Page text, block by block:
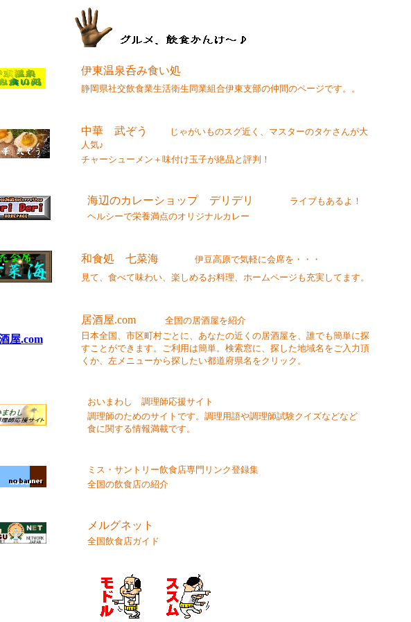
伊東温泉呑み食い処
静岡県社交飲食業生活衛生同業組合伊東支部の仲間のページです。。
中華 武ぞう
じゃがいものスグ近く、マスターのタケさんが大
人気♪
チャーシューメン＋味付け玉子が絶品と評判！
海辺のカレーショップ デリデリ
ライブもあるよ！
ヘルシーで栄養満点のオリジナルカレー
和食処 七菜海伊豆高原で気軽に会席を・・・
見て、食べて味わい、楽しめるお料理、ホームページも充実してます。
屋.com
居酒屋.com全国の居酒屋を紹介
日本全国、市区町村ごとに、あなたの近くの居酒屋を、誰でも簡単に探
すことができます。ご利用は簡単。検索窓に、探した地域名をご入力頂
くか、左メニューから探したい都道府県名をクリック。
おいまわし 調理師応援サイト
調理師のためのサイトです。調理用語や調理師試験クイズなどなど
食に関する情報満載です。
ミス・サントリー飲食店専門リンク登録集
全国の飲食店の紹介
メルグネット
全国飲食店ガイド